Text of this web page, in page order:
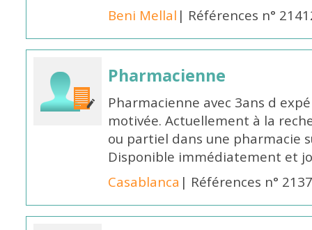
Beni Mellal | Références n°
Pharmacienne
Pharmacienne avec 3ans d
motivée. Actuellement à la
ou partiel dans une pharmacie
Disponible immédiatement et
Casablanca | Références n°